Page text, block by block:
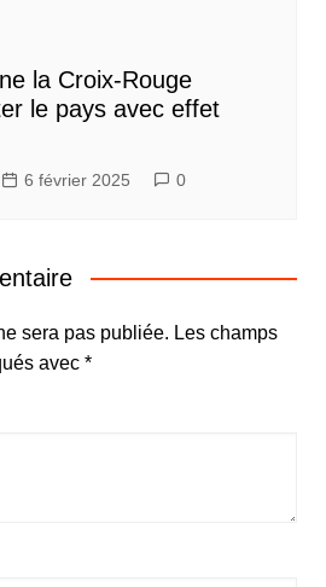
la Croix-Rouge
le pays avec effet
6 février 2025 0
sera pas publiée. Les champs
avec *